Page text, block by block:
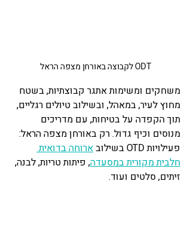
ODT לקבוצה באורחן מצפה הראל
משחקים ומשימות אתגר קבוצתיות, בשטח
מחוץ לעיר, במאהל, ובשילוב טיולים רגליים,
תוך הקפדה על בטיחות, עם מדריכים
מנוסים וכיף גדול. רק באורחן מצפה הראל:
פעילויות OTD בשילוב
ארוחה בדואית
חלבית מקורית במסעדה, פיתות טריות, לבנה,
זיתים, סלטים ועוד.